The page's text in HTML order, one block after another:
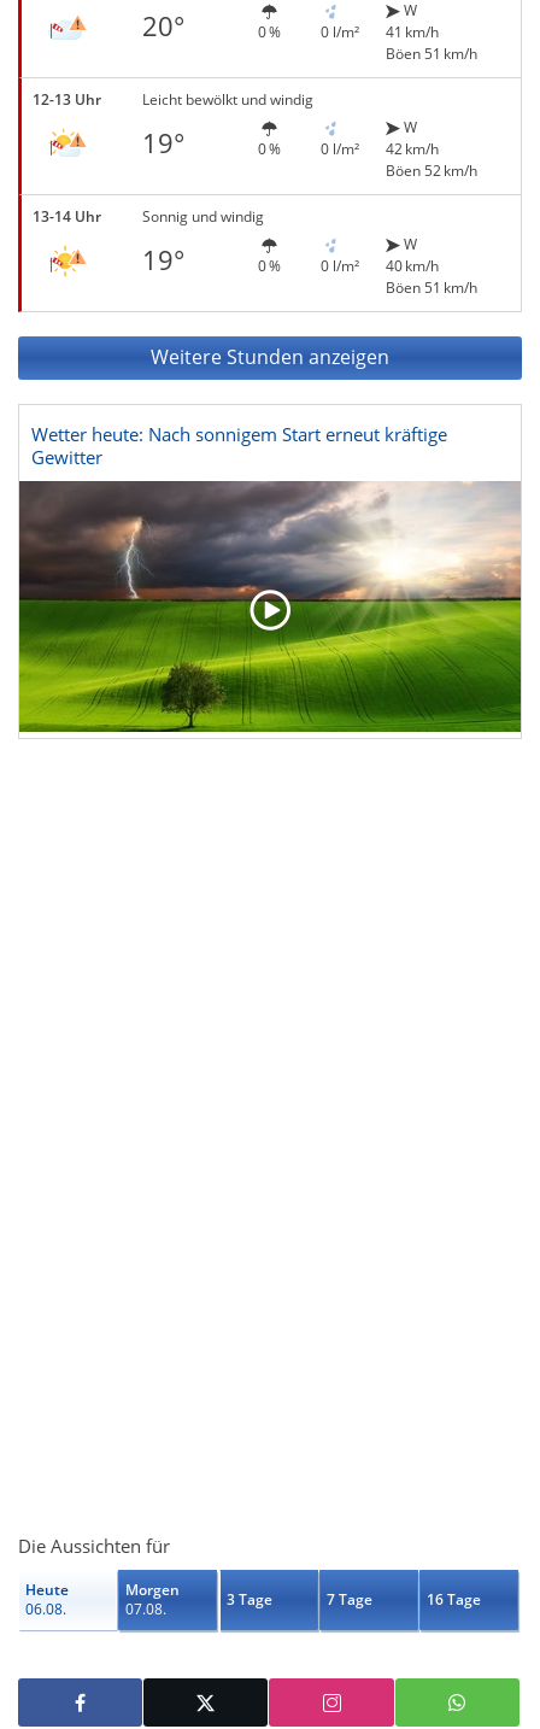
20° 0 % 0 l/m²
W
41 km/h
Böen 51 km/h
12-13 Uhr Leicht bewölkt und windig
19° 0 % 0 l/m²
W
42 km/h
Böen 52 km/h
13-14 Uhr Sonnig und windig
19° 0 % 0 l/m²
W
40 km/h
Böen 51 km/h
Weitere Stunden anzeigen
Wetter heute: Nach sonnigem Start erneut kräftige
Gewitter
Die Aussichten für
Heute
06.08.
Morgen
07.08.
3 Tage 7 Tage 16 Tage